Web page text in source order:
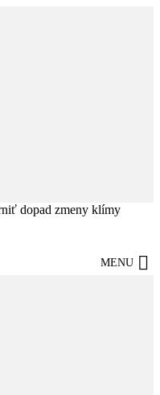
dopad zmeny klímy
MENU